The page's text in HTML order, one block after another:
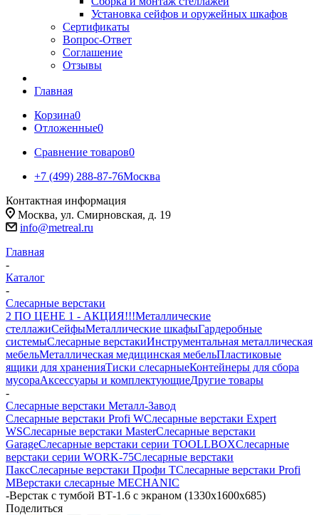
Установка сейфов и оружейных шкафов
Сертификаты
Вопрос-Ответ
Соглашение
Отзывы
Главная
Корзина0
Отложенные0
Сравнение товаров0
+7 (499) 288-87-76Москва
Контактная информация
Москва, ул. Смирновская, д. 19
info@metreal.ru
Главная
-
Каталог
-
Слесарные верстаки
2 ПО ЦЕНЕ 1 - АКЦИЯ!!!Металлические
стеллажиСейфыМеталлические шкафыГардеробные
системыСлесарные верстакиИнструментальная металлическая
мебельМеталлическая медицинская мебельПластиковые
ящики для храненияТиски слесарныеКонтейнеры для сбора
мусораАксессуары и комплектующиеДругие товары
-
Слесарные верстаки Металл-Завод
Слесарные верстаки Profi WСлесарные верстаки Expert
WSСлесарные верстаки MasterСлесарные верстаки
GarageСлесарные верстаки серии TOOLLBOXСлесарные
верстаки серии WORK-75Слесарные верстаки
ПаксСлесарные верстаки Профи ТСлесарные верстаки Profi
MВерстаки слесарные MECHANIC
-Верстак с тумбой ВТ-1.6 с экраном (1330x1600x685)
Поделиться